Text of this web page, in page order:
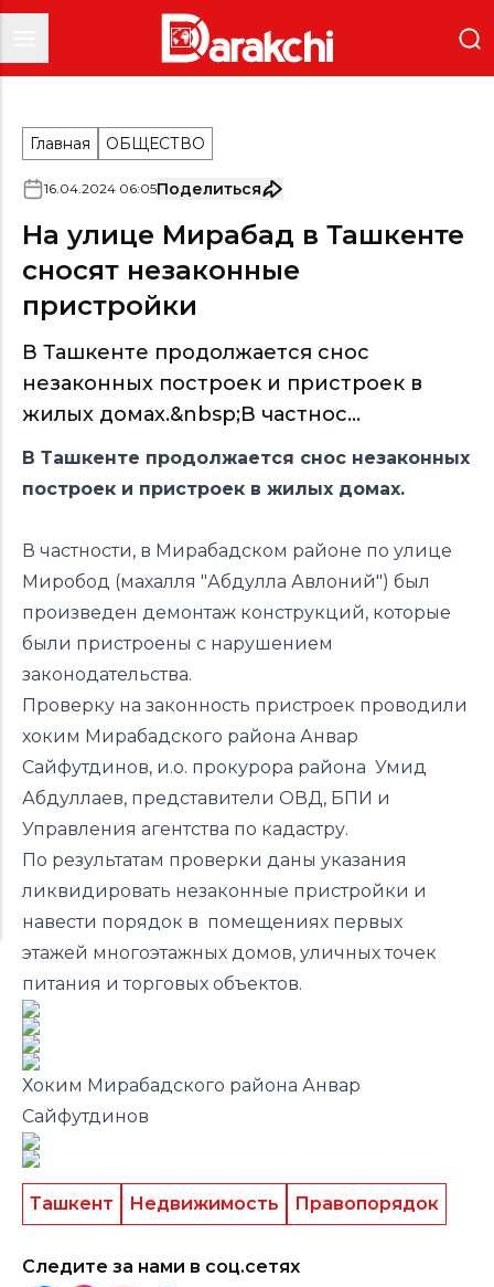
Главная ОБЩЕСТВО
16.04.2024 06:05Поделиться
На улице Мирабад в Ташкенте
сносят незаконные
пристройки
В Ташкенте продолжается снос
незаконных построек и пристроек в
жилых домах.&nbsp;В частнос...
В Ташкенте продолжается снос незаконных
построек и пристроек в жилых домах.
В частности, в Мирабадском районе по улице
Миробод (махалля "Абдулла Авлоний") был
произведен демонтаж конструкций, которые
были пристроены с нарушением
законодательства.
Проверку на законность пристроек проводили
хоким Мирабадского района Анвар
Сайфутдинов, и.о. прокурора района Умид
Абдуллаев, представители ОВД, БПИ и
Управления агентства по кадастру.
По результатам проверки даны указания
ликвидировать незаконные пристройки и
навести порядок в помещениях первых
этажей многоэтажных домов, уличных точек
питания и торговых объектов.
Хоким Мирабадского района Анвар
Сайфутдинов
Ташкент Недвижимость Правопорядок
Следите за нами в соц.сетях